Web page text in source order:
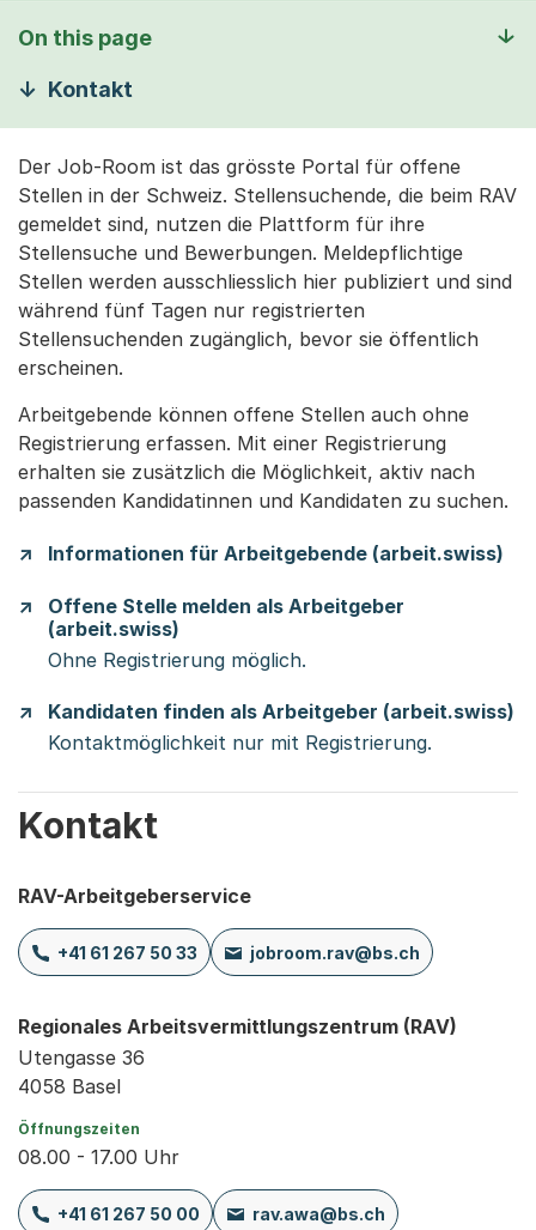
On this page
Kontakt
Der Job-Room ist das grösste Portal für offene
Stellen in der Schweiz. Stellensuchende, die beim RAV
gemeldet sind, nutzen die Plattform für ihre
Stellensuche und Bewerbungen. Meldepflichtige
Stellen werden ausschliesslich hier publiziert und sind
während fünf Tagen nur registrierten
Stellensuchenden zugänglich, bevor sie öffentlich
erscheinen.
Arbeitgebende können offene Stellen auch ohne
Registrierung erfassen. Mit einer Registrierung
erhalten sie zusätzlich die Möglichkeit, aktiv nach
passenden Kandidatinnen und Kandidaten zu suchen.
Informationen für Arbeitgebende (arbeit.swiss)
Offene Stelle melden als Arbeitgeber
(arbeit.swiss)
Ohne Registrierung möglich.
Kandidaten finden als Arbeitgeber (arbeit.swiss)
Kontaktmöglichkeit nur mit Registrierung.
Kontakt
RAV-Arbeitgeberservice
+41 61 267 50 33 jobroom.rav@bs.ch
Regionales Arbeitsvermittlungszentrum (RAV)
Utengasse 36
4058 Basel
Öffnungszeiten
08.00 - 17.00 Uhr
+41 61 267 50 00 rav.awa@bs.ch